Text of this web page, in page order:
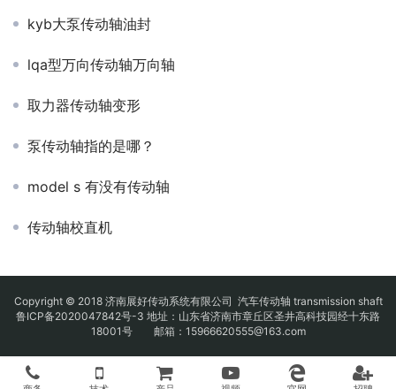
kyb大泵传动轴油封
lqa型万向传动轴万向轴
取力器传动轴变形
泵传动轴指的是哪？
model s 有没有传动轴
传动轴校直机
Copyright © 2018 济南展好传动系统有限公司 汽车传动轴 transmission shaft
鲁ICP备2020047842号-3 地址：山东省济南市章丘区圣井高科技园经十东路
18001号 邮箱：15966620555@163.com